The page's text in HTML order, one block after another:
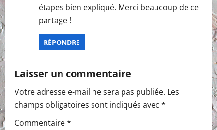
étapes bien expliqué. Merci beaucoup de ce
partage !
RÉPONDRE
Laisser un commentaire
Votre adresse e-mail ne sera pas publiée. Les
champs obligatoires sont indiqués avec *
Commentaire*